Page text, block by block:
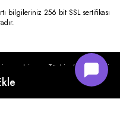
bilgileriniz 256 bit SSL sertifikası
sahip ve Türkiye’nin çeşitli
Mağazacılık tarafından